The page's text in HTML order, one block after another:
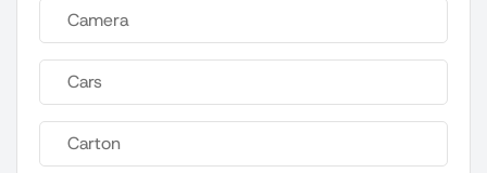
Camera
Cars
Carton